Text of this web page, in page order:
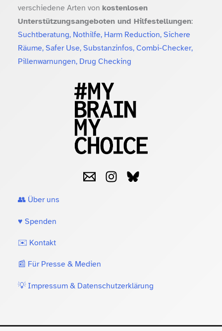
verschiedene Arten von kostenlosen
Unterstützungsangeboten und Hilfestellungen:
Suchtberatung, Nothilfe, Harm Reduction, Sichere
Räume, Safer Use, Substanzinfos, Combi-Checker,
Pillenwarnungen, Drug Checking
👥 Über uns
♥️ Spenden
✉️ Kontakt
📰 Für Presse & Medien
💡 Impressum & Datenschutzerklärung